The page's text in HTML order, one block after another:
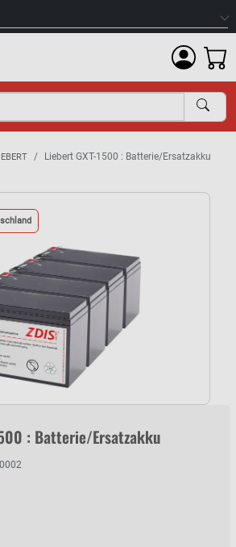
Liebert GXT-1500 : Batterie/Ersatzakku
: Batterie/Ersatzakku